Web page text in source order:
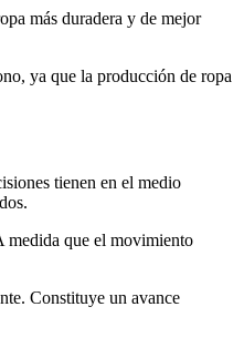
más duradera y de mejor
ya que la producción de ropa
tienen en el medio
medida que el movimiento
Constituye un avance